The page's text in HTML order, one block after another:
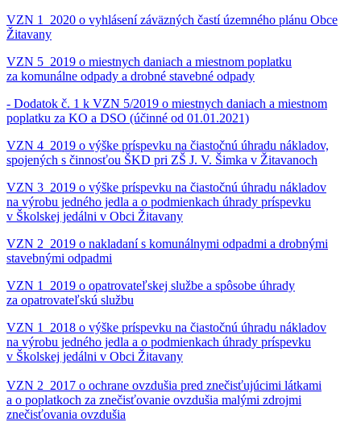
VZN 1_2020 o vyhlásení záväzných častí územného plánu Obce
Žitavany
VZN 5_2019 o miestnych daniach a miestnom poplatku
za komunálne odpady a drobné stavebné odpady
- Dodatok č. 1 k VZN 5/2019 o miestnych daniach a miestnom
poplatku za KO a DSO (účinné od 01.01.2021)
VZN 4_2019 o výške príspevku na čiastočnú úhradu nákladov,
spojených s činnosťou ŠKD pri ZŠ J. V. Šimka v Žitavanoch
VZN 3_2019 o výške príspevku na čiastočnú úhradu nákladov
na výrobu jedného jedla a o podmienkach úhrady príspevku
v Školskej jedálni v Obci Žitavany
VZN 2_2019 o nakladaní s komunálnymi odpadmi a drobnými
stavebnými odpadmi
VZN 1_2019 o opatrovateľskej službe a spôsobe úhrady
za opatrovateľskú službu
VZN 1_2018 o výške príspevku na čiastočnú úhradu nákladov
na výrobu jedného jedla a o podmienkach úhrady príspevku
v Školskej jedálni v Obci Žitavany
VZN 2_2017 o ochrane ovzdušia pred znečisťujúcimi látkami
a o poplatkoch za znečisťovanie ovzdušia malými zdrojmi
znečisťovania ovzdušia